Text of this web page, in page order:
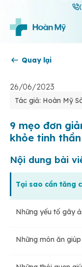
Quay lại
26/06/2023
Tác giả: Hoàn Mỹ
9 mẹo đơn
khỏe tinh thần
Nội dung bài
Tại sao cần tăng
Những yếu tố gây
Những món ăn